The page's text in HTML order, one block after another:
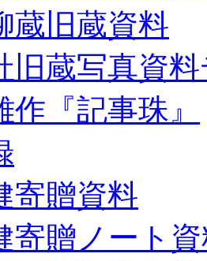
蔵旧蔵資料
旧蔵写真資
作『記事珠』
寄贈資料
寄贈ノート